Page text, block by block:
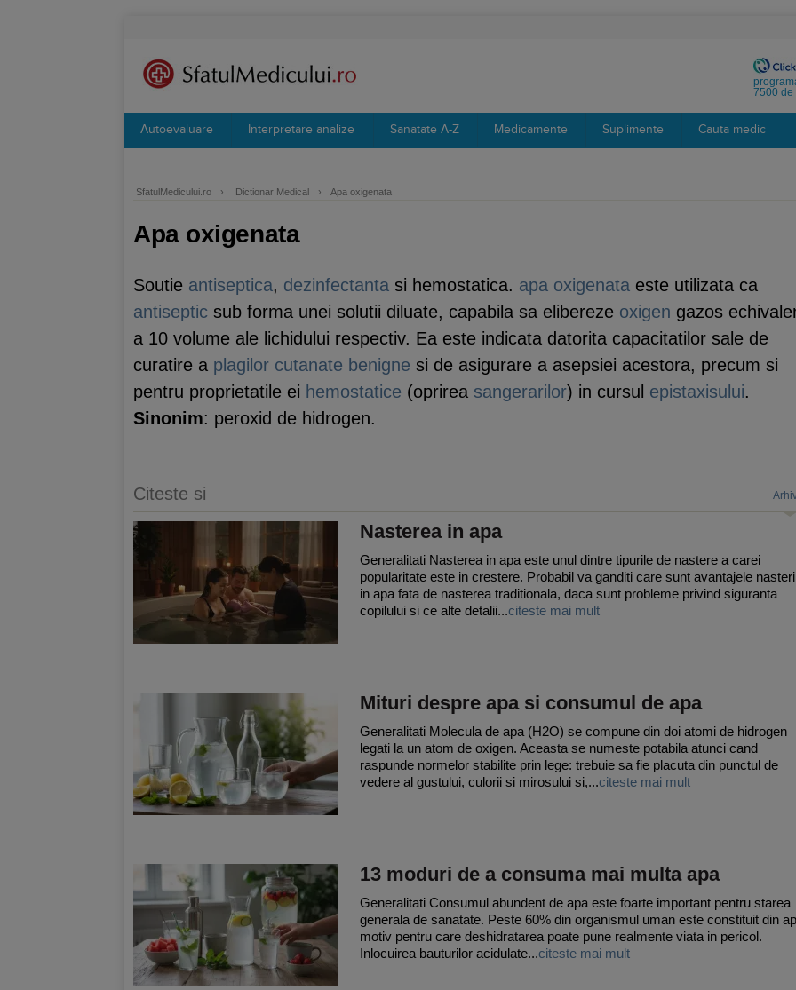
7500 de
Autoevaluare Interpretare analize Sanatate A-Z Medicamente Suplimente Cauta medic
SfatulMedicului.ro › Dictionar Medical › Apa oxigenata
Apa oxigenata
Soutie antiseptica, dezinfectanta si hemostatica. apa oxigenata este utilizata ca
antiseptic sub forma unei solutii diluate, capabila sa elibereze oxigen gazos
a 10 volume ale lichidului respectiv. Ea este indicata datorita capacitatilor sale de
curatire a plagilor cutanate benigne si de asigurare a asepsiei acestora, precum si
pentru proprietatile ei hemostatice (oprirea sangerarilor) in cursul epistaxisului.
Sinonim: peroxid de hidrogen.
Citeste si
Nasterea in apa
Generalitati Nasterea in apa este unul dintre tipurile de nastere a carei
popularitate este in crestere. Probabil va ganditi care sunt avantajele
in apa fata de nasterea traditionala, daca sunt probleme privind siguranta
copilului si ce alte detalii...citeste mai mult
Mituri despre apa si consumul de apa
Generalitati Molecula de apa (H2O) se compune din doi atomi de hidrogen
legati la un atom de oxigen. Aceasta se numeste potabila atunci cand
raspunde normelor stabilite prin lege: trebuie sa fie placuta din punctul de
vedere al gustului, culorii si mirosului si,...citeste mai mult
13 moduri de a consuma mai multa apa
Generalitati Consumul abundent de apa este foarte important pentru starea
generala de sanatate. Peste 60% din organismul uman este constituit din
motiv pentru care deshidratarea poate pune realmente viata in pericol.
Inlocuirea bauturilor acidulate...citeste mai mult